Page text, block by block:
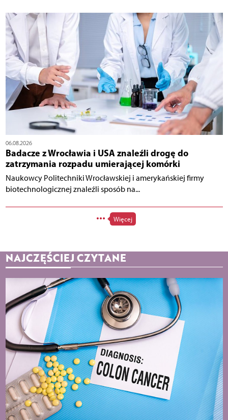
06.08.2026
Badacze z Wrocławia i USA znaleźli drogę do
zatrzymania rozpadu umierającej komórki
Naukowcy Politechniki Wrocławskiej i amerykańskiej firmy
biotechnologicznej znaleźli sposób na...
Więcej
NAJCZĘŚCIEJ CZYTANE